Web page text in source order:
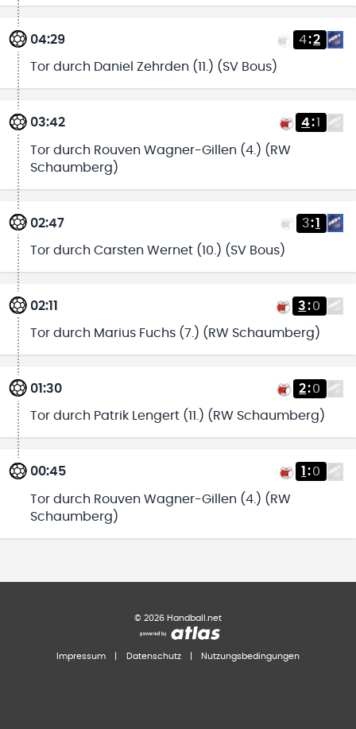
04:29 4:2
Tor durch Daniel Zehrden (11.) (SV Bous)
03:42 4:1
Tor durch Rouven Wagner-Gillen (4.) (RW
Schaumberg)
02:47 3:1
Tor durch Carsten Wernet (10.) (SV Bous)
02:11 3:0
Tor durch Marius Fuchs (7.) (RW Schaumberg)
01:30 2:0
Tor durch Patrik Lengert (11.) (RW Schaumberg)
00:45 1 :0
Tor durch Rouven Wagner-Gillen (4.) (RW
Schaumberg)
© 2026 Handball.net
Impressum Datenschutz Nutzungsbedingungen